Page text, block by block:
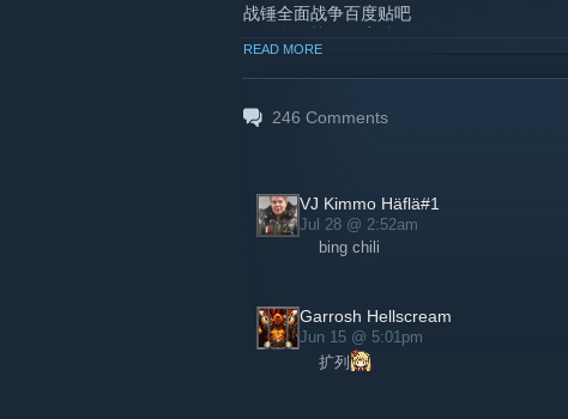
战锤全面战争百度贴吧
罗马全面战争百度贴吧
罗马2全面战争百度贴吧
竞技场全面战争百度贴吧
斗鱼全面战争大奖赛（DOUYU Total War
台独家打造的全平台电子竞技赛事，每三
争、战锤2全面战争、罗马2全面战争、幕
国电竞RTS类赛事的专业品牌，向世界电
为全球电竞产业的发展和人才培养做出贡献。
自2017年首届国际大型赛事【蒹葭杯亚太
READ MORE
246 Comments
VJ Kimmo Häflä#1
Jul 28 @ 2:52am
bing chili
Garrosh Hellscream
Jun 15 @ 5:01pm
扩列